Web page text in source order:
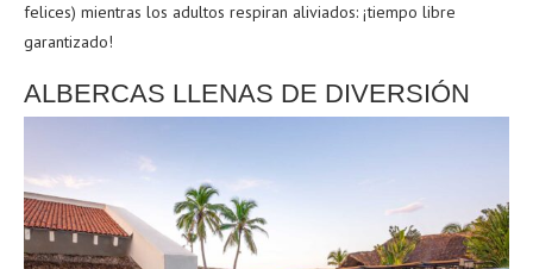
felices) mientras los adultos respiran aliviados: ¡tiempo libre
garantizado!
ALBERCAS LLENAS DE DIVERSIÓN